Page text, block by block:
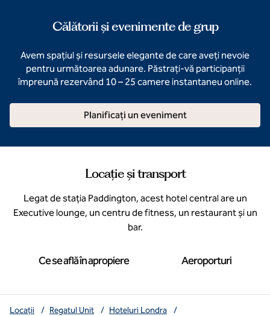
Călătorii și evenimente de grup
Avem spațiul și resursele elegante de care aveți nevoie
pentru următoarea adunare. Păstrați-vă participanții
împreună rezervând 10 – 25 camere instantaneu online.
Planificați un eveniment
Locație și transport
Legat de stația Paddington, acest hotel central are un
Executive lounge, un centru de fitness, un restaurant și un
bar.
Ce se află în apropiere Aeroporturi
Locații / Regatul Unit / Hoteluri Londra
/